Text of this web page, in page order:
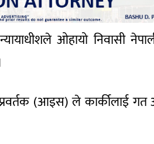
ओहायो निवासी
(आइस) ले कार्कीलाई गत